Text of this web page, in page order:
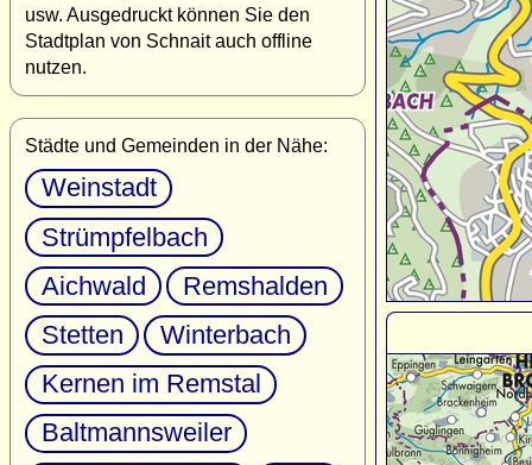
usw. Ausgedruckt können Sie den
Stadtplan von Schnait auch offline
nutzen.
Städte und Gemeinden in der Nähe:
Weinstadt
Strümpfelbach
Aichwald
Remshalden
Stetten
Winterbach
Kernen im Remstal
Baltmannsweiler